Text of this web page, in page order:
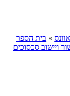
» בית הספר
ויישוב סכסוכים